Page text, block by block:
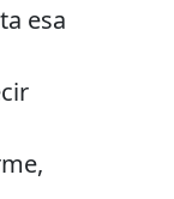
esa